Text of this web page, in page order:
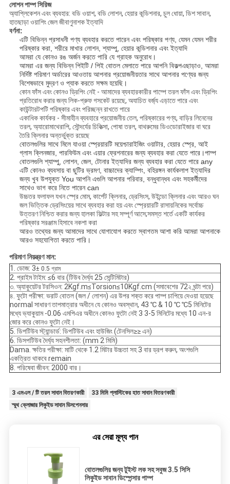
লোশন পাম্প সিরিজ
অ্যাপ্লিকেশন এবং ব্যবহার: বডি ওয়াশ, বডি লোশন, হেয়ার কন্ডিশনার, চুল ধোয়া, ডিশ সাবান,
হাতছাড়া ওয়াশিং জেল জীবাণুনাশক ইত্যাদি
বর্ণনা:
এটি বিভিন্ন প্রসাধনী পণ্য ব্যবহার করতে পারেনএবং পরিষ্কার পণ্য, যেমনযেমনশরীর
পরিষ্কার করা, শরীরে মাখার লোশন, শ্যাম্পু, হেয়ার কন্ডিশনারএবং ইত্যাদি
আমরা যে কোনও রঙ অর্জন করতে পারি যে গ্রাহক অনুরোধ।
আমরা এর জন্য বিভিন্ন পিইটি / পিই বোতল মেলাতে পারেআপনি বিকল্পএছাড়াও, আমরা
নির্দিষ্ট পরিমাণ অর্ডারের আওতায় আপনার প্রয়োজনীয়তার সাথে আপনার পণ্যের জন্য
বিশেষভাবে মুদ্রণ ও প্যাক করতে সক্ষম হয়েছি।
কোন ফাঁস এবং কোনও ড্রিপিং নেই - আমাদের ব্যবহারকারীর পাম্পে তরল ফাঁস এবং ড্রিপিং
প্রতিরোধ করার জন্য লিক-প্রুফ গসকেট রয়েছে, অযাচিত বর্জ্য এড়াতে পারে এবং
কাউন্টারটপটি পরিষ্কার এবং পরিচ্ছন্ন রাখতে পারে
একাধিক কার্যকর - সীমাহীন ব্যবহারে প্রয়োজনীয় তেল, পরিষ্কারের পণ্য, বাড়ির লিনেনের
তরল, অ্যারোমাথেরাপি, সৌন্দর্যের চিকিত্সা, পোষা তরল, বাথরুমের ডিওডোরাইজার বা ঘরে
তৈরি ক্লিনার অন্তর্ভুক্ত রয়েছে
বোতলগুলির সাথে মিলে যাওয়া স্প্রেয়ারটি ময়েশ্চারাইজিং ওয়াটার, হেয়ার স্প্রে, আই
গ্লাস ক্লিনজার, পারফিউম এবং এয়ার ফ্রেশনারের জন্য ব্যবহার করা যেতে পারে।পাম্প
বোতলগুলি শ্যাম্পু, লোশন, জেল, টোনার ইত্যাদির জন্য ব্যবহার করা যেতে পারে any
এটি কোনও ব্যবসায় বা ছুটির ভ্রমণ, বাচ্চাদের ক্যাম্পিং, বহিরঙ্গন কার্যকলাপ ইত্যাদির
জন্য খুব উপযুক্ত You আপনি এগুলি আপনার পরিবার, বন্ধুবান্ধব এবং সহকর্মীদের
সাথেও ভাগ করে নিতে পারেন can
উচ্চতর ফলাফল যখন স্প্রে মোম, কার্পেট ক্লিনার, ড্রেসিংস, উইন্ডো ক্লিনার এবং আরও ঘন
জল ভিত্তিক ড্রেসিংয়ের সাথে ব্যবহার করা হয় এবং স্প্রেয়ারটি রাসায়নিকের সর্বোচ্চ
উত্তরণ নিশ্চিত করার জন্য হালকা ফিল্টার সহ সম্পূর্ণ আসে;সমস্ত শর্তে একটি কার্যকর
পরিষ্কার সরঞ্জাম হিসাবে নকশা করা
আরও তথ্যের জন্য আমাদের সাথে যোগাযোগ করতে স্বাগতম আশা করি আমরা আপনাকে
আরও সহযোগিতা করতে পারি।
পরিমাণ নিয়ন্ত্রণ মান:
1. ডোজ: 3± 0.5 গ্রাম
2. প্রাইম টাইম: ≤6 বার (টিউব দৈর্ঘ্য 25 সেন্টিমিটার)
৩. অ্যাকুয়েটর টরসিওন: 2Kgf.m≤Torsion≤10Kgf.cm (সমাবেশের 72২ ঘন্টা পরে)
৪. ফুটো পরীক্ষা: ভরাট বোতল (জল / লোশন) এর উপর শক্ত করে পাম্প চাপিয়ে দেওয়া হয়েছে
normal সাধারণ তাপমাত্রার অধীনে যে কোনও অবস্থান, 43 ℃ & 10 ℃ ℃5 মিনিটের
মধ্যে ভ্যাকুয়াম -0.06 এমপিএর অধীনে কোনও ফুটো নেই 3 3-5 মিনিটের মধ্যে 10 এন-র
জোর করে কোনও ফুটো নেই।
5. ডিপটিউব স্ট্যান্ডার্ড: ডিপটিউব এবং হাউজিং (টেনসিল≥≥ এন)
6. ডিসপটিউব দৈর্ঘ্য সহনশীলতা: (mm 2 মিমি)
Dama. ক্ষতির পরীক্ষা: মাটি থেকে 1.2 মিটার উচ্চতা সহ 3 বার ড্রপ করুন, অংশগুলি
একত্রিত থাকবে remain
8. পরিষেবা জীবন: 2000 বার।
3 এমএল / টি তরল সাবান বিতরণকারী
33 মিমি প্লাস্টিকের হাত সাবান বিতরণকারী
স্মুথ ক্লোজার লিকুইড সাবান ডিসপেনসার
এর সেরা মূল্য পান
বোতলগুলির জন্য টুইস্ট লক সহ সবুজ 3.5 সিসি
লিকুইড সাবান ডিস্পেন্সার পাম্প